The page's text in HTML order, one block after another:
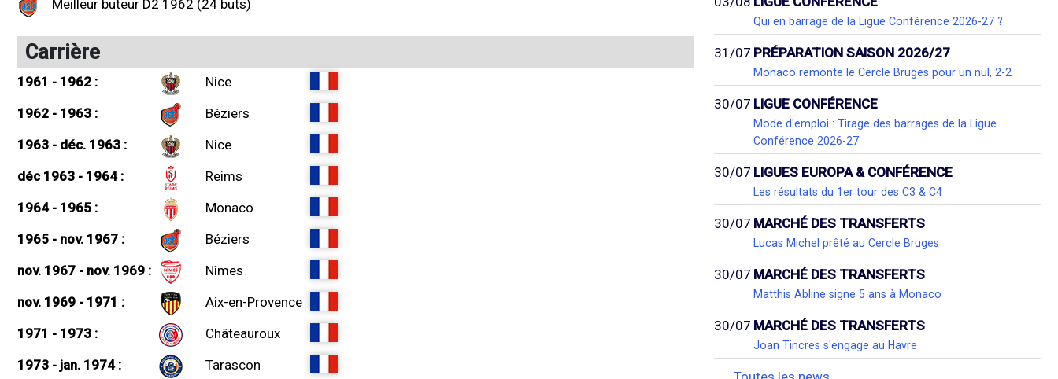
Meilleur buteur D2 1962 (24 buts)
Carrière
1961 - 1962 :
Nice
1962 - 1963 :
Béziers
1963 - déc. 1963 :
Nice
déc 1963 - 1964 :
Reims
1964 - 1965 :
Monaco
1965 - nov. 1967 :
Béziers
nov. 1967 - nov. 1969 :
Nîmes
nov. 1969 - 1971 :
Aix-en-Provence
1971 - 1973 :
Châteauroux
1973 - jan. 1974 :
Tarascon
Qui en barrage de la Ligue Conférence 2026-27 ?
31/07 PRÉPARATION SAISON 2026/27
Monaco remonte le Cercle Bruges pour un nul, 2-2
30/07 LIGUE CONFÉRENCE
Mode d'emploi : Tirage des barrages de la Ligue
Conférence 2026-27
30/07 LIGUES EUROPA & CONFÉRENCE
Les résultats du 1er tour des C3 & C4
30/07 MARCHÉ DES TRANSFERTS
Lucas Michel prêté au Cercle Bruges
30/07 MARCHÉ DES TRANSFERTS
Matthis Abline signe 5 ans à Monaco
30/07 MARCHÉ DES TRANSFERTS
Joan Tincres s'engage au Havre